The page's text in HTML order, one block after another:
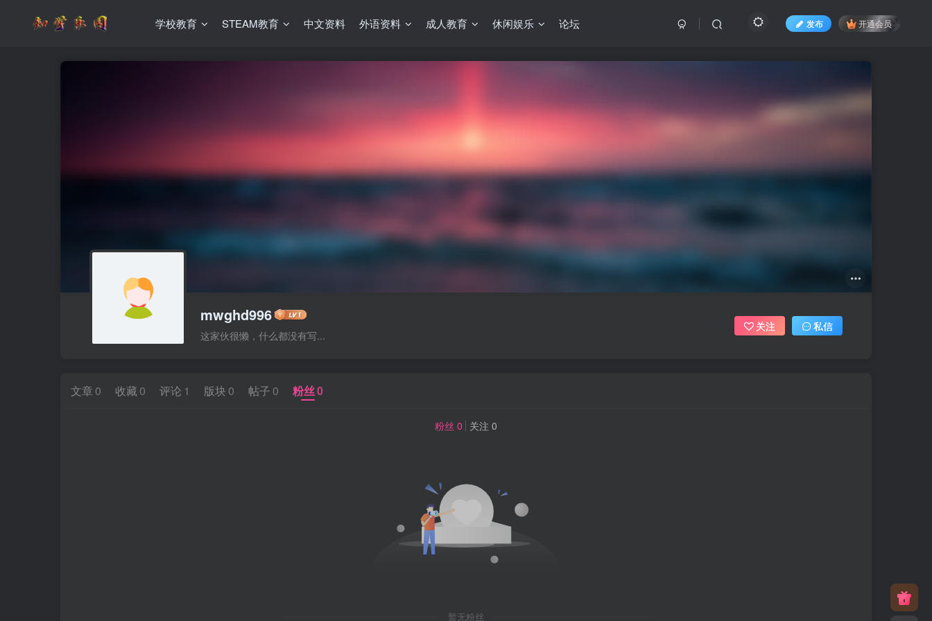
学校教育 STEAM教育 中文资料 外语资料 成人教育 休闲娱乐 论坛 发布 开通会员
mwghd996
这家伙很懒，什么都没有写...
关注 私信
文章 0 收藏 0 评论 1 版块 0 帖子 0 粉丝0
粉丝 0 关注 0
暂无粉丝